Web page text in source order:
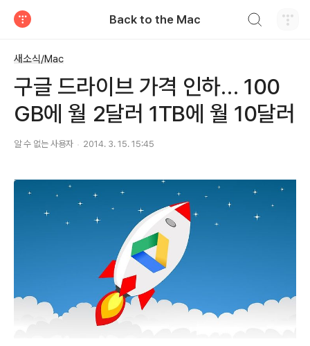
Back to the Mac
새소식/Mac
구글 드라이브 가격 인하… 100
GB에 월 2달러 1TB에 월 10달러
알 수 없는 사용자 2014. 3. 15. 15:45